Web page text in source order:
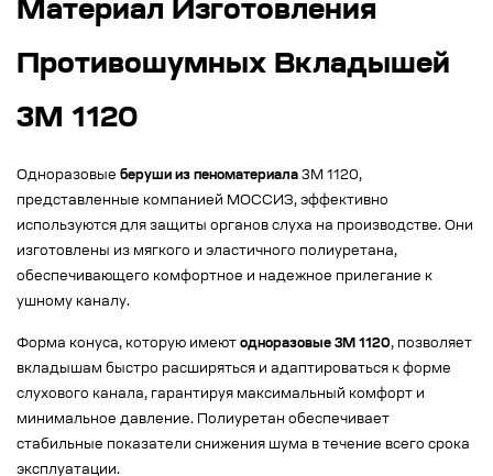
Материал Изготовления
Противошумных Вкладышей
3M 1120
Одноразовые беруши из пеноматериала 3M 1120,
представленные компанией МОССИЗ, эффективно
используются для защиты органов слуха на производстве. Они
изготовлены из мягкого и эластичного полиуретана,
обеспечивающего комфортное и надежное прилегание к
ушному каналу.
Форма конуса, которую имеют одноразовые 3M 1120, позволяет
вкладышам быстро расширяться и адаптироваться к форме
слухового канала, гарантируя максимальный комфорт и
минимальное давление. Полиуретан обеспечивает
стабильные показатели снижения шума в течение всего срока
эксплуатации.